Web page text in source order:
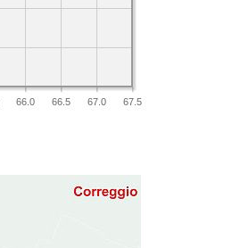
66.0 66.5 67.0 67.5